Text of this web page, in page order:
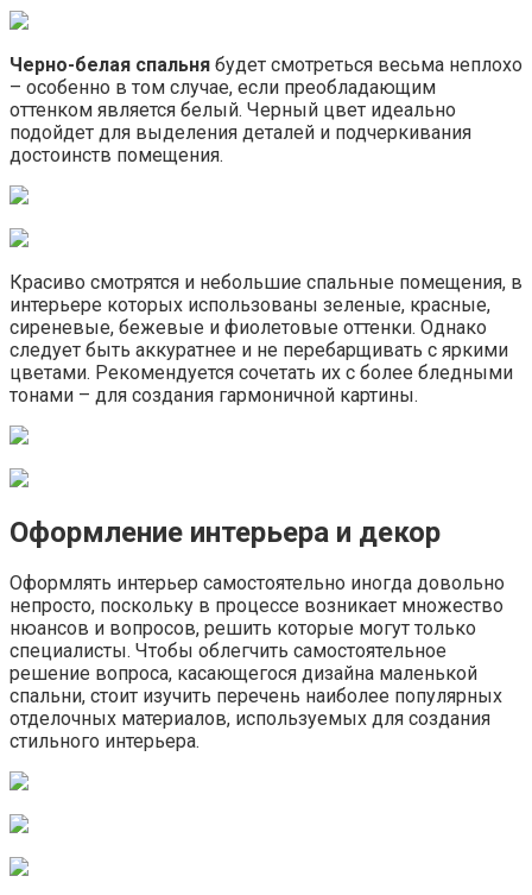
Черно-белая спальня будет смотреться весьма неплохо
– особенно в том случае, если преобладающим
оттенком является белый. Черный цвет идеально
подойдет для выделения деталей и подчеркивания
достоинств помещения.
Красиво смотрятся и небольшие спальные помещения, в
интерьере которых использованы зеленые, красные,
сиреневые, бежевые и фиолетовые оттенки. Однако
следует быть аккуратнее и не перебарщивать с яркими
цветами. Рекомендуется сочетать их с более бледными
тонами – для создания гармоничной картины.
Оформление интерьера и декор
Оформлять интерьер самостоятельно иногда довольно
непросто, поскольку в процессе возникает множество
нюансов и вопросов, решить которые могут только
специалисты. Чтобы облегчить самостоятельное
решение вопроса, касающегося дизайна маленькой
спальни, стоит изучить перечень наиболее популярных
отделочных материалов, используемых для создания
стильного интерьера.